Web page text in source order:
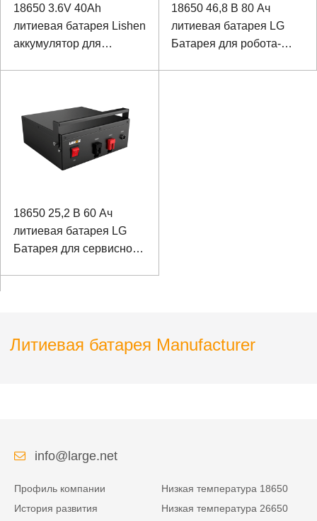
18650 3.6V 40Ah
литиевая батарея Lishen
аккумулятор для
18650 46,8 В 80 Ач
литиевая батарея LG
Батарея для робота-
18650 25,2 В 60 Ач
литиевая батарея LG
Батарея для сервисного
Литиевая батарея Manufacturer
info@large.net
Профиль компании
История развития
Низкая температура 18650
Низкая температура 26650